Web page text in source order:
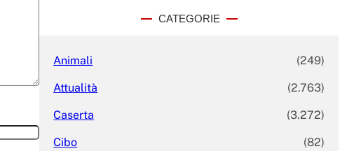
CATEGORIE
Animali (249)
Attualità (2.763)
Caserta (3.272)
Cibo (82)